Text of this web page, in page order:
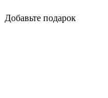
Добавьте подарок